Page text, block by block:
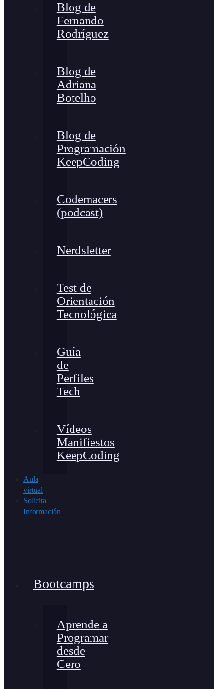
Blog de
Fernando
Rodríguez
Blog de
Adriana
Botelho
Blog de
Programación
KeepCoding
Codemacers
(podcast)
Nerdsletter
Test de
Orientación
Tecnológica
Guía
de
Perfiles
Tech
Vídeos
Manifiestos
KeepCoding
Aula
virtual
Solicita
Información
Bootcamps
Aprende a
Programar
desde
Cero